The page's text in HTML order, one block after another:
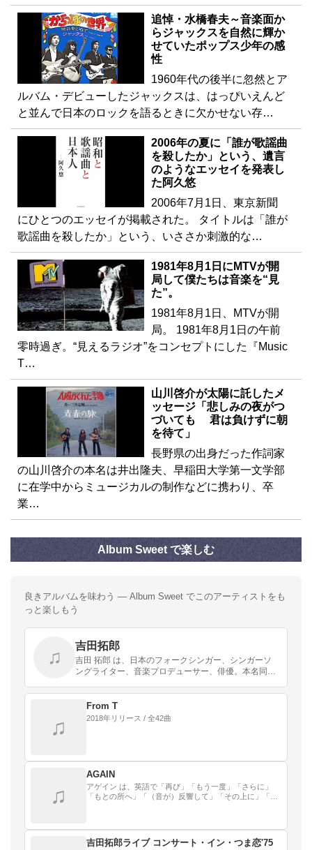
追悼・水橋春夫～音楽面か
らジャックスを自然に輝か
せていたポップス少年の感
性
1960年代の後半に忽然とア
ルバム・デビューしたジャックスは、はっぴいえんど
と並んで日本のロックを語るときに欠かせない存…
2006年の夏に「誰が歌謡曲
を殺したか」という、遺言
のようなエッセイを発表し
た阿久悠
2006年7月1日、東京新聞
にひとつのエッセイが掲載された。 タイトルは「誰が
歌謡曲を殺したか」という、いささか刺激的な…
1981年8月1日にMTVが開
局して僕たちは音楽を“見
た”。
1981年8月1日、MTVが開
局。 1981年8月1日の午前
零時過ぎ。“見えるラジオ”をコンセプトにした『Music
T…
山川啓介が太陽に託したメ
ッセージ「悲しみの夜がつ
づいても 君は負けずに朝
を待て」
長野県の出身だった作詞家
の山川啓介の本名は井出隆夫、早稲田大学第一文学部
に在学中からミュージカルの制作などに携わり、卒
業…
Album Sweet で楽しむ
良きアルバムを味わう — Album Sweet でこのアーティストをも
っと楽しもう
♫
吉田拓郎
吉田 拓郎 は、日本のフォークシンガー、シンガーソ
ングライター、音楽プロデューサー、俳優。本名同
郡大口町（現在の伊佐市）生まれ 、広島県広島市育
ち。
♫
From T
2018年リリース / 全42曲
♫
AGAIN
アゲイン は、英語で「再び」「もう一度」「さらに」
「もとの所へ」「（音が）反響して」「その上に」「と
吉田拓郎ライブ コンサート・イン・つま恋'75